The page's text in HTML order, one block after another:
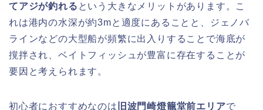
てアジが釣れる という大きなメリットがあります。こ
れは港内の水深が約3mと適度にあることと、ジェノバ
ラインなどの大型船が頻繁に出入りすることで海底が
撹拌され、ベイトフィッシュが豊富に存在することが
要因と考えられます。
初心者におすすめなのは 旧波門崎燈籠堂前エリアで